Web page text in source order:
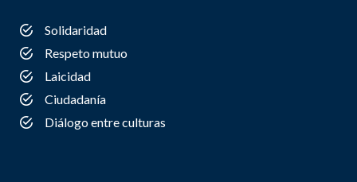
Solidaridad
Respeto mutuo
Laicidad
Ciudadanía
Diálogo entre culturas